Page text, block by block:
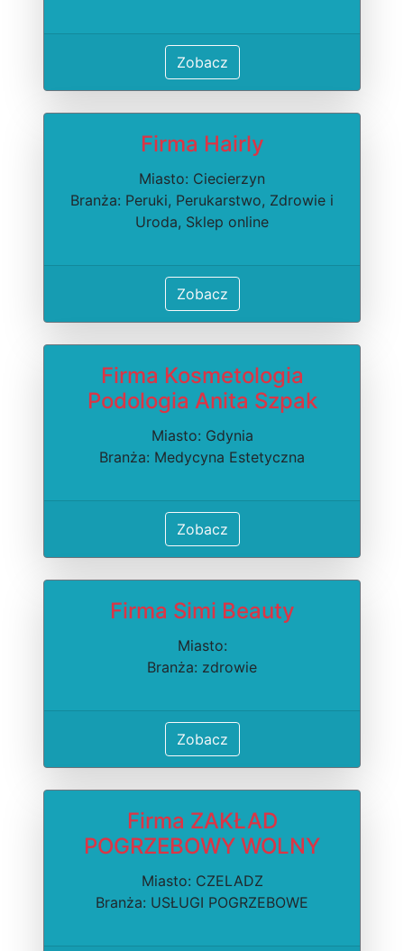
Zobacz
Firma Hairly
Miasto: Ciecierzyn
Branża: Peruki, Perukarstwo, Zdrowie i
Uroda, Sklep online
Zobacz
Firma Kosmetologia
Podologia Anita Szpak
Miasto: Gdynia
Branża: Medycyna Estetyczna
Zobacz
Firma Simi Beauty
Miasto:
Branża: zdrowie
Zobacz
Firma ZAKŁAD
POGRZEBOWY WOLNY
Miasto: CZELADZ
Branża: USŁUGI POGRZEBOWE